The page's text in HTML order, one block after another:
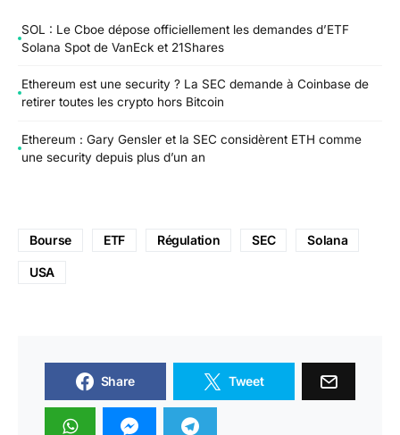
SOL : Le Cboe dépose officiellement les demandes d’ETF
Solana Spot de VanEck et 21Shares
Ethereum est une security ? La SEC demande à Coinbase de
retirer toutes les crypto hors Bitcoin
Ethereum : Gary Gensler et la SEC considèrent ETH comme
une security depuis plus d’un an
Bourse ETF Régulation SEC Solana
USA
Share Tweet